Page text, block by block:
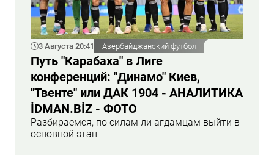
3 Августа 20:41 Азербайджанский футбол
Путь "Карабаха" в Лиге
конференций: "Динамо" Киев,
"Твенте" или ДАК 1904 - АНАЛИТИКА
İDMAN.BİZ - ФОТО
Разбираемся, по силам ли агдамцам выйти в
основной этап